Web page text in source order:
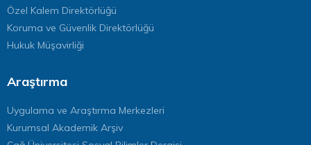
Özel Kalem Direktörlüğü
Koruma ve Güvenlik Direktörlüğü
Hukuk Müşavirliği
Araştırma
Uygulama ve Araştırma Merkezleri
Kurumsal Akademik Arşiv